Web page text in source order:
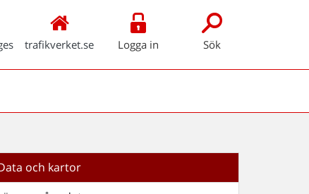
trafikverket.se Logga in Sök
och kartor